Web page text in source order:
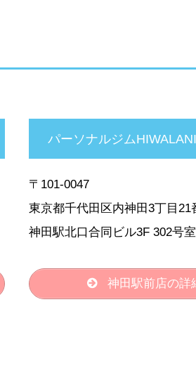
パーソナルジム
〒101-0047
東京都千代田区内神田3丁目21
神田駅北口合同ビル3F 302号室
神田駅前店の詳